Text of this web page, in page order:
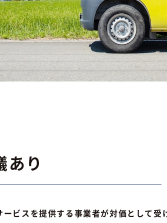
あり
ビスを提供する事業者が対価として